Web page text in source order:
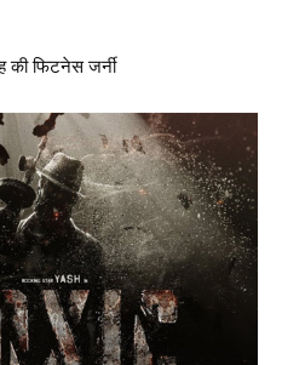
की फिटनेस जर्नी